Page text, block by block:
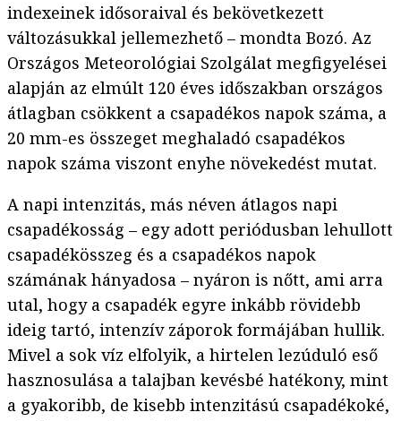
indexeinek idősoraival és bekövetkezett
változásukkal jellemezhető – mondta Bozó. Az
Országos Meteorológiai Szolgálat megfigyelései
alapján az elmúlt 120 éves időszakban országos
átlagban csökkent a csapadékos napok száma, a
20 mm-es összeget meghaladó csapadékos
napok száma viszont enyhe növekedést mutat.
A napi intenzitás, más néven átlagos napi
csapadékosság – egy adott periódusban lehullott
csapadékösszeg és a csapadékos napok
számának hányadosa – nyáron is nőtt, ami arra
utal, hogy a csapadék egyre inkább rövidebb
ideig tartó, intenzív záporok formájában hullik.
Mivel a sok víz elfolyik, a hirtelen lezúduló eső
hasznosulása a talajban kevésbé hatékony, mint
a gyakoribb, de kisebb intenzitású csapadékoké,